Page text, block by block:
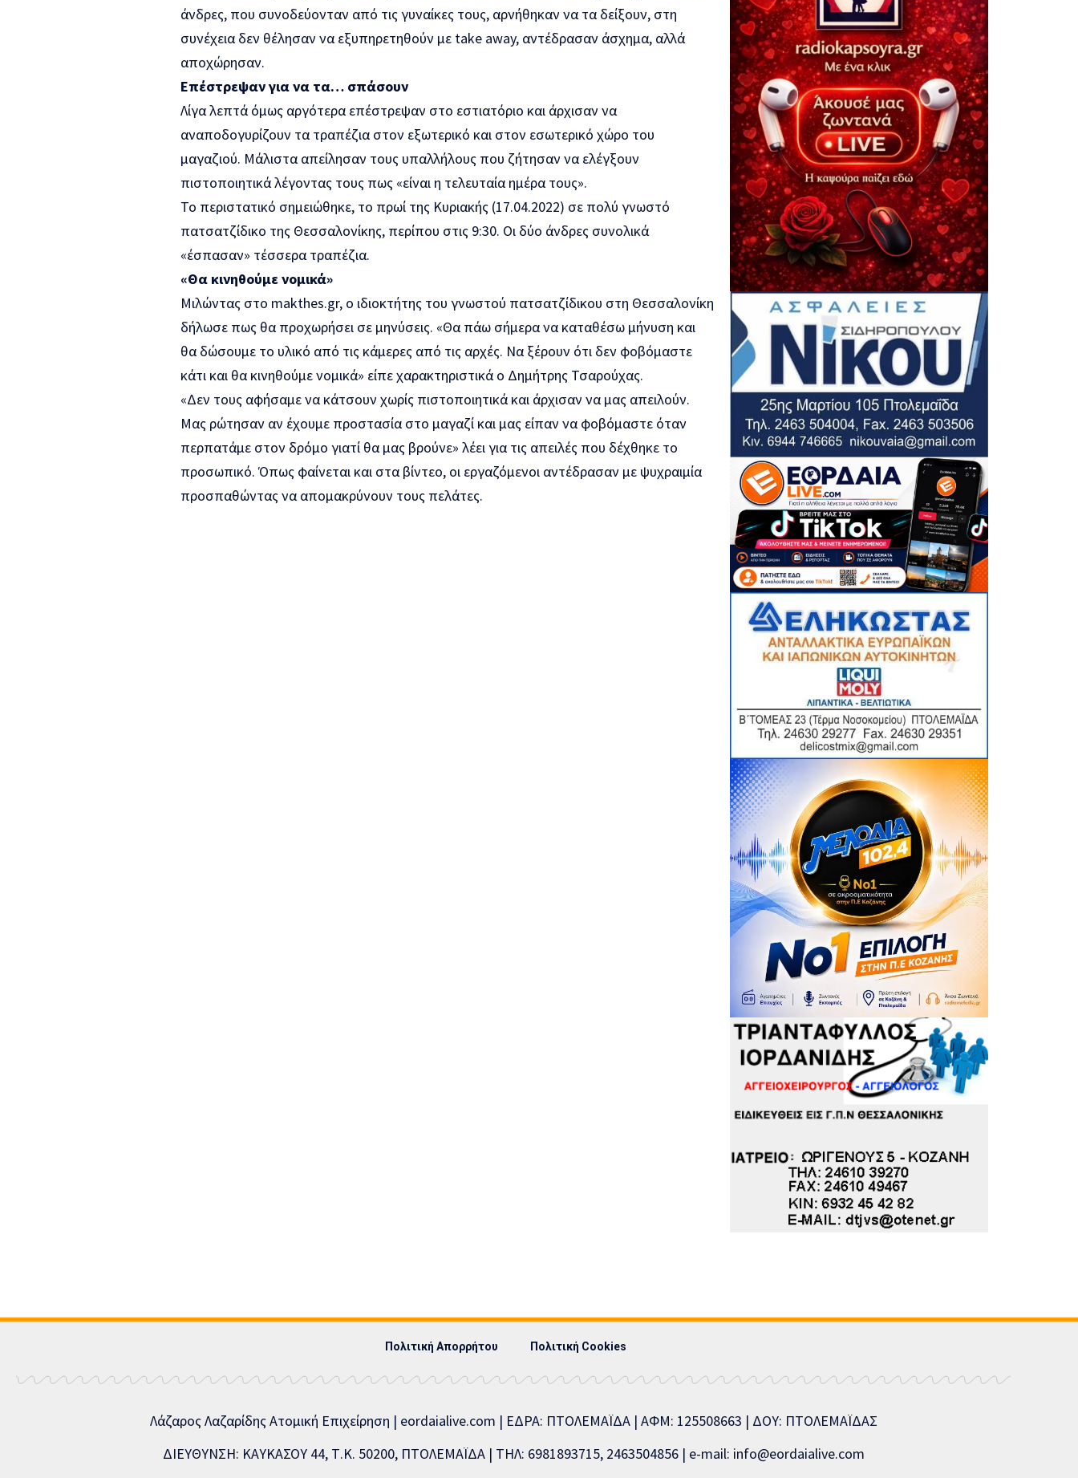
άνδρες, που συνοδεύονταν από τις γυναίκες τους, αρνήθηκαν να τα δείξουν, στη
συνέχεια δεν θέλησαν να εξυπηρετηθούν με take away, αντέδρασαν άσχημα, αλλά
αποχώρησαν.
Επέστρεψαν για να τα… σπάσουν
Λίγα λεπτά όμως αργότερα επέστρεψαν στο εστιατόριο και άρχισαν να
αναποδογυρίζουν τα τραπέζια στον εξωτερικό και στον εσωτερικό χώρο του
μαγαζιού. Μάλιστα απείλησαν τους υπαλλήλους που ζήτησαν να ελέγξουν
πιστοποιητικά λέγοντας τους πως «είναι η τελευταία ημέρα τους».
Το περιστατικό σημειώθηκε, το πρωί της Κυριακής (17.04.2022) σε πολύ γνωστό
πατσατζίδικο της Θεσσαλονίκης, περίπου στις 9:30. Οι δύο άνδρες συνολικά
«έσπασαν» τέσσερα τραπέζια.
«Θα κινηθούμε νομικά»
Μιλώντας στο makthes.gr, ο ιδιοκτήτης του γνωστού πατσατζίδικου στη Θεσσαλονίκη
δήλωσε πως θα προχωρήσει σε μηνύσεις. «Θα πάω σήμερα να καταθέσω μήνυση και
θα δώσουμε το υλικό από τις κάμερες από τις αρχές. Να ξέρουν ότι δεν φοβόμαστε
κάτι και θα κινηθούμε νομικά» είπε χαρακτηριστικά ο Δημήτρης Τσαρούχας.
«Δεν τους αφήσαμε να κάτσουν χωρίς πιστοποιητικά και άρχισαν να μας απειλούν.
Μας ρώτησαν αν έχουμε προστασία στο μαγαζί και μας είπαν να φοβόμαστε όταν
περπατάμε στον δρόμο γιατί θα μας βρούνε» λέει για τις απειλές που δέχθηκε το
προσωπικό. Όπως φαίνεται και στα βίντεο, οι εργαζόμενοι αντέδρασαν με ψυχραιμία
προσπαθώντας να απομακρύνουν τους πελάτες.
Πολιτική Απορρήτου Πολιτική Cookies
Λάζαρος Λαζαρίδης Ατομική Επιχείρηση | eordaialive.com | ΕΔΡΑ: ΠΤΟΛΕΜΑΪΔΑ | ΑΦΜ: 125508663 | ΔΟΥ: ΠΤΟΛΕΜΑΪΔΑΣ
ΔΙΕΥΘΥΝΣΗ: ΚΑΥΚΑΣΟΥ 44, Τ.Κ. 50200, ΠΤΟΛΕΜΑΪΔΑ | ΤΗΛ: 6981893715, 2463504856 | e-mail: info@eordaialive.com